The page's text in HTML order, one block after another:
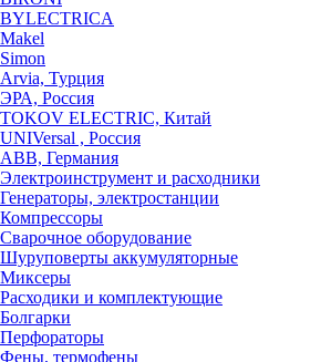
BYLECTRICA
Makel
Simon
Arvia, Турция
ЭРА, Россия
TOKOV ELECTRIC, Китай
UNIVersal , Россия
ABB, Германия
Электроинструмент и расходники
Генераторы, электростанции
Компрессоры
Сварочное оборудование
Шуруповерты аккумуляторные
Миксеры
Расходики и комплектующие
Болгарки
Перфораторы
Фены, термофены